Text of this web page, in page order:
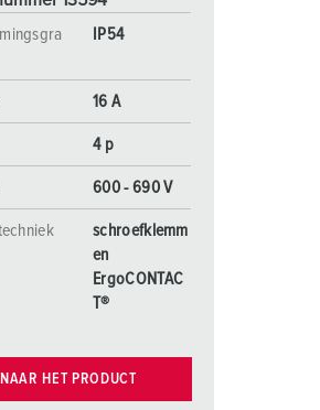
IP54
16 A
4 p
600 - 690 V
schroefklemm
en
ErgoCONTAC
T®
NAAR HET PRODUCT